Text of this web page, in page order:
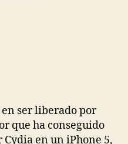
su
lanzamiento
en
ser liberado por
que ha conseguido
en un iPhone 5,